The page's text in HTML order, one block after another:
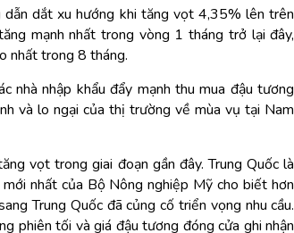
dắt xu hướng khi tăng vọt 4,35% lên trên
mạnh nhất trong vòng 1 tháng trở lại đây,
nhất trong 8 tháng.
nhà nhập khẩu đẩy mạnh thu mua đậu tương
và lo ngại của thị trường về mùa vụ tại Nam
vọt trong giai đoạn gần đây. Trung Quốc là
nhất của Bộ Nông nghiệp Mỹ cho biết hơn
Trung Quốc đã củng cố triển vọng nhu cầu.
phiên tối và giá đậu tương đóng cửa ghi nhận